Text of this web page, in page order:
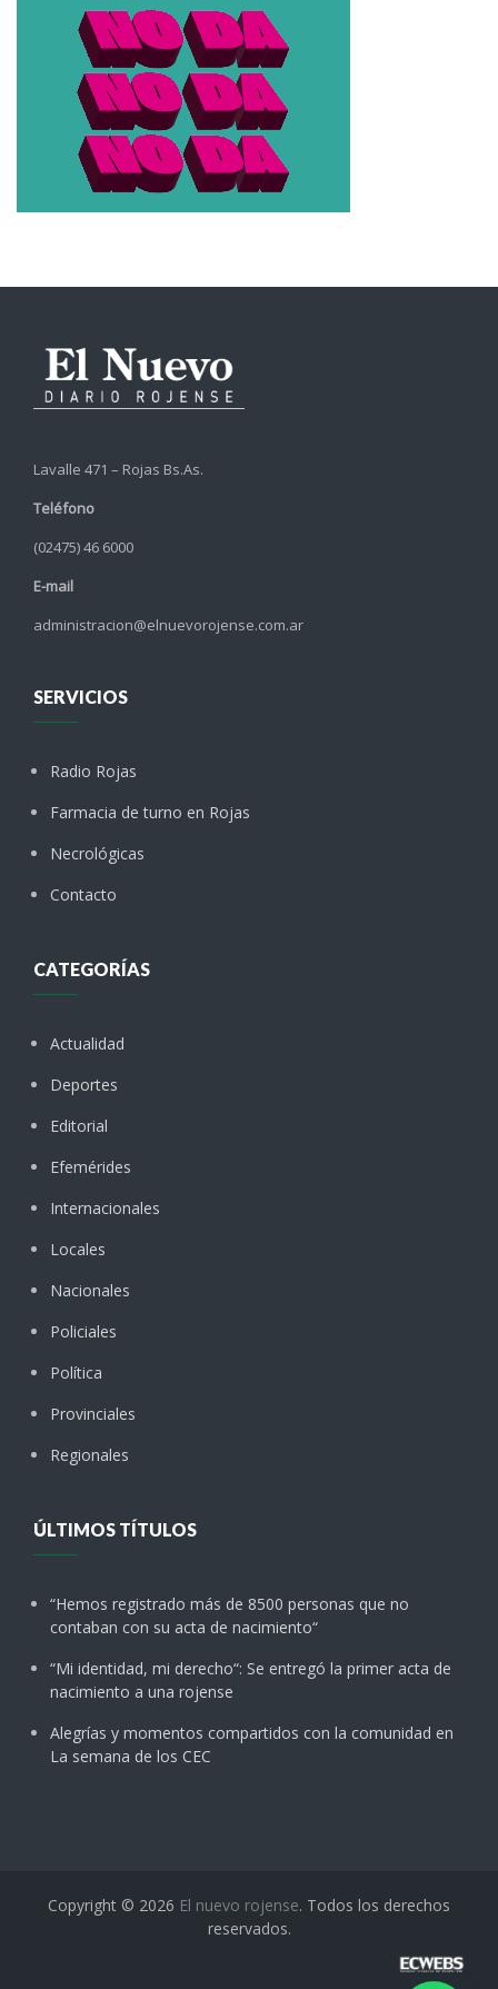
Lavalle 471 – Rojas Bs.As.
Teléfono
(02475) 46 6000
E-mail
administracion@elnuevorojense.com.ar
SERVICIOS
Radio Rojas
Farmacia de turno en Rojas
Necrológicas
Contacto
CATEGORÍAS
Actualidad
Deportes
Editorial
Efemérides
Internacionales
Locales
Nacionales
Policiales
Política
Provinciales
Regionales
ÚLTIMOS TÍTULOS
“Hemos registrado más de 8500 personas que no
contaban con su acta de nacimiento“
“Mi identidad, mi derecho“: Se entregó la primer acta de
nacimiento a una rojense
Alegrías y momentos compartidos con la comunidad en
La semana de los CEC
Copyright © 2026 El nuevo rojense. Todos los derechos
reservados.